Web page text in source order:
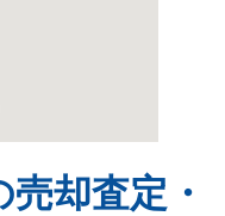
却査定・